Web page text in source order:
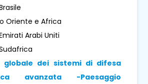
Oriente e Africa
Arabi Uniti
globale dei sistemi di difesa
avanzata -Paesaggio